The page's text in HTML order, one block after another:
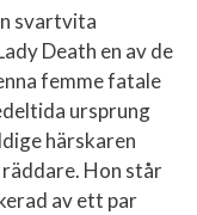
svartvita
Death en av de
femme fatale
ursprung
härskaren
Hon står
av ett par